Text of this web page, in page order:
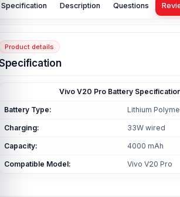
Specification Description Questions
Product details
Vivo V20 Pro Battery
Battery Type: Lithium
Charging: 33W wired
Capacity: 4000 mAh
Compatible Model: Vivo V20 Pro